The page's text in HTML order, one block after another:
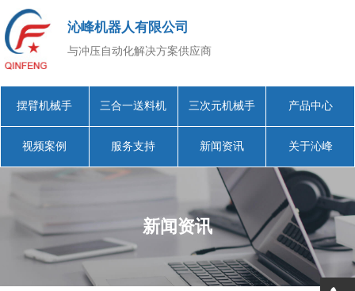
沁峰机器人有限公司
与冲压自动化解决方案供应商
摆臂机械手 三合一送料机 三次元机械手 产品中心
视频案例 服务支持 新闻资讯 关于沁峰
新闻资讯